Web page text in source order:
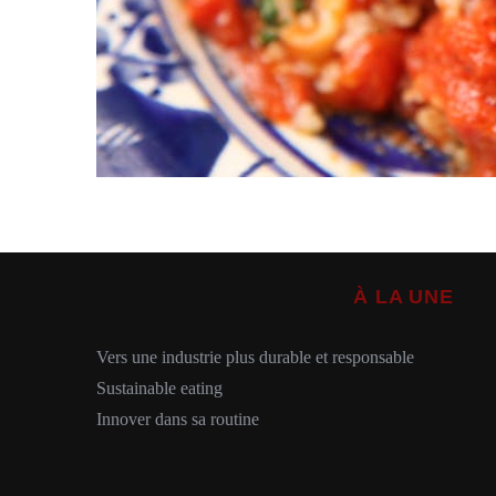
À LA UNE
Vers une industrie plus durable et responsable
Sustainable eating
Innover dans sa routine